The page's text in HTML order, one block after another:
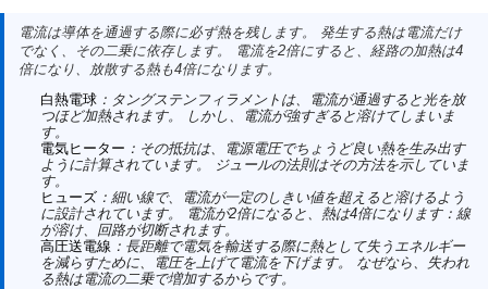
電流は導体を通過する際に必ず熱を残します。 発生する熱は電流だけ
でなく、その二乗に依存します。 電流を2倍にすると、経路の加熱は4
倍になり、放散する熱も4倍になります。
白熱電球：タングステンフィラメントは、電流が通過すると光を放
つほど加熱されます。 しかし、電流が強すぎると溶けてしまいま
す。
電気ヒーター ：その抵抗は、電源電圧でちょうど良い熱を生み出す
ように計算されています。 ジュールの法則はその方法を示していま
す。
ヒューズ：細い線で、電流が一定のしきい値を超えると溶けるよう
に設計されています。 電流が2倍になると、熱は4倍になります：線
が溶け、回路が切断されます。
高圧送電線 ：長距離で電気を輸送する際に熱として失うエネルギー
を減らすために、電圧を上げて電流を下げます。 なぜなら、失われ
る熱は電流の二乗で増加するからです。